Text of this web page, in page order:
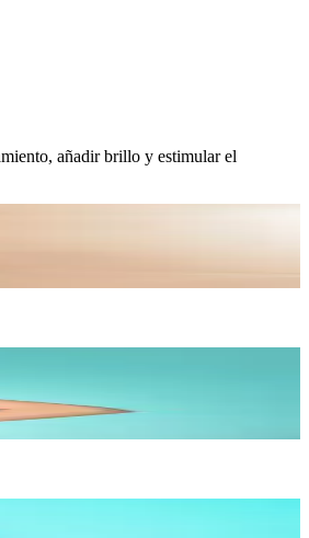
añadir brillo y estimular el